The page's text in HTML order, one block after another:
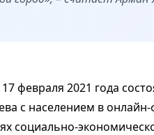
17 февраля 2021 года
с населением в
социально-